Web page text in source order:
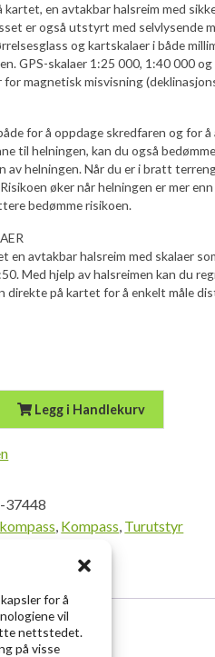
for å
vil
nettstedet.
på visse
kartet, en avtakbar halsreim med
er også utstyrt med selvlysende
og kartskalaer i både
GPS-skalaer 1:25 000, 1:40 000
magnetisk misvisning
for å oppdage skredfaren og for
til helningen, kan du også
av helningen. Når du er i bratt
øker når helningen er mer
bedømme risikoen.
en avtakbar halsreim med skalaer
Med hjelp av halsreimen kan du
direkte på kartet for å enkelt måle
Legg i Handlekurv
37448
, Kompass, Turutstyr